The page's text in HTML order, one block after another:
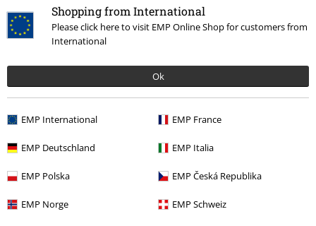
Shopping from International
Please click here to visit EMP Online Shop for customers from
International
Ok
EMP International EMP France
EMP Deutschland EMP Italia
EMP Polska EMP Česká Republika
EMP Norge EMP Schweiz
89,99 €
Más categorías. Más opciones
Ropa Vestidos
Ropa & accesorios Vestidos